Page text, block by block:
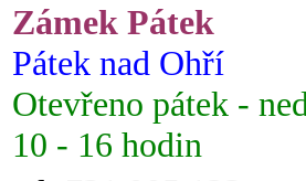
Zámek Pátek
Pátek nad Ohří
Otevřeno pátek -
10 - 16 hodin